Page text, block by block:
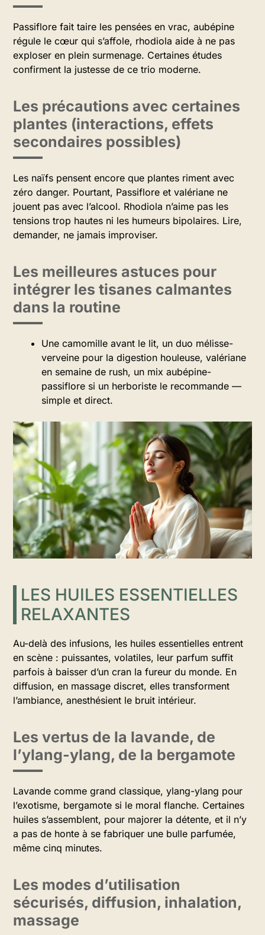
Passiflore fait taire les pensées en vrac, aubépine
régule le cœur qui s’affole, rhodiola aide à ne pas
exploser en plein surmenage. Certaines études
confirment la justesse de ce trio moderne.
Les précautions avec certaines
plantes (interactions, effets
secondaires possibles)
Les naïfs pensent encore que plantes riment avec
zéro danger. Pourtant, Passiflore et valériane ne
jouent pas avec l’alcool. Rhodiola n’aime pas les
tensions trop hautes ni les humeurs bipolaires. Lire,
demander, ne jamais improviser.
Les meilleures astuces pour
intégrer les tisanes calmantes
dans la routine
Une camomille avant le lit, un duo mélisse-
verveine pour la digestion houleuse, valériane
en semaine de rush, un mix aubépine-
passiflore si un herboriste le recommande —
simple et direct.
LES HUILES ESSENTIELLES
RELAXANTES
Au-delà des infusions, les huiles essentielles entrent
en scène : puissantes, volatiles, leur parfum suffit
parfois à baisser d’un cran la fureur du monde. En
diffusion, en massage discret, elles transforment
l’ambiance, anesthésient le bruit intérieur.
Les vertus de la lavande, de
l’ylang-ylang, de la bergamote
Lavande comme grand classique, ylang-ylang pour
l’exotisme, bergamote si le moral flanche. Certaines
huiles s’assemblent, pour majorer la détente, et il n’y
a pas de honte à se fabriquer une bulle parfumée,
même cinq minutes.
Les modes d’utilisation
sécurisés, diffusion, inhalation,
massage